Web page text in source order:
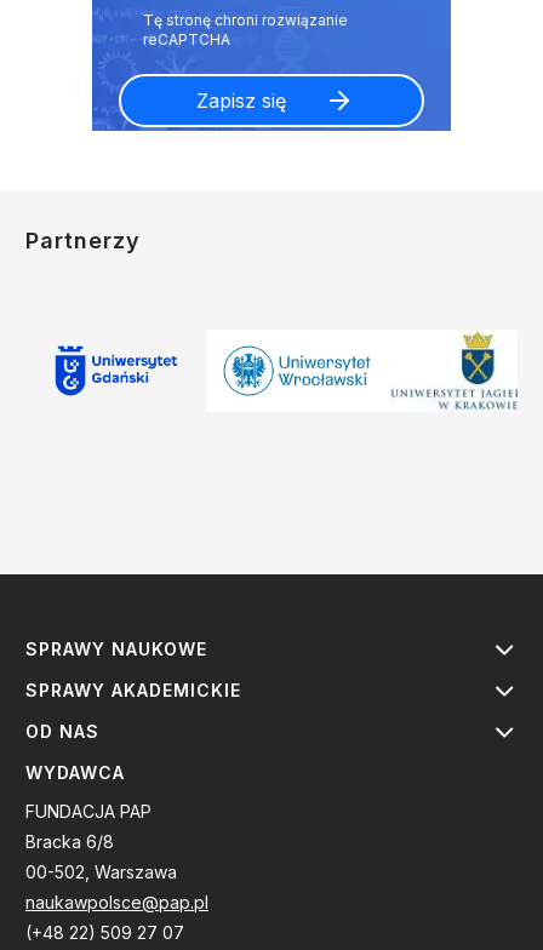
Partnerzy
SPRAWY NAUKOWE
SPRAWY AKADEMICKIE
OD NAS
WYDAWCA
FUNDACJA PAP
Bracka 6/8
00-502, Warszawa
naukawpolsce@pap.pl
(+48 22) 509 27 07